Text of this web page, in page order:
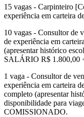
15 vagas - Carpinteiro
experiência em carteira
10 vagas - Consultor de
de experiência em
(apresentar histórico
SALÁRIO R$ 1.800,00
1 vaga - Consultor de
experiência em carteira
completo (apresentar
disponibilidade para
COMISSIONADO.